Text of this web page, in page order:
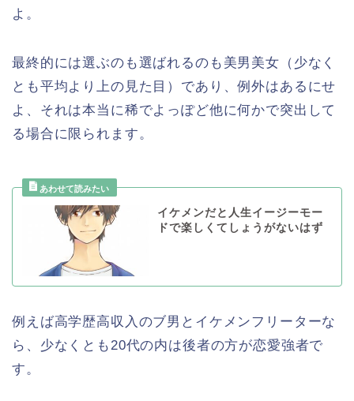
よ。
最終的には選ぶのも選ばれるのも美男美女（少なく
とも平均より上の見た目）であり、例外はあるにせ
よ、それは本当に稀でよっぽど他に何かで突出して
る場合に限られます。
イケメンだと人生イージーモー
ドで楽しくてしょうがないはず
例えば高学歴高収入のブ男とイケメンフリーターな
ら、少なくとも20代の内は後者の方が恋愛強者で
す。